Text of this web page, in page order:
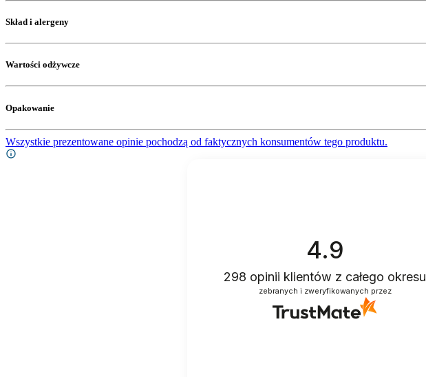
Skład i alergeny
Wartości odżywcze
Opakowanie
Wszystkie prezentowane opinie pochodzą od faktycznych konsumentów tego produktu.
4.9
298 opinii klientów z całego okresu
zebranych i zweryfikowanych przez